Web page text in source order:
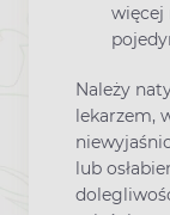
więcej
Należy
lekarzem,
lub